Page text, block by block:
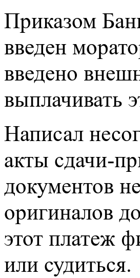
Приказом
введен
введено
выплачивать
Написал
акты сдачи-
документов
оригиналов
этот платеж
или судиться.